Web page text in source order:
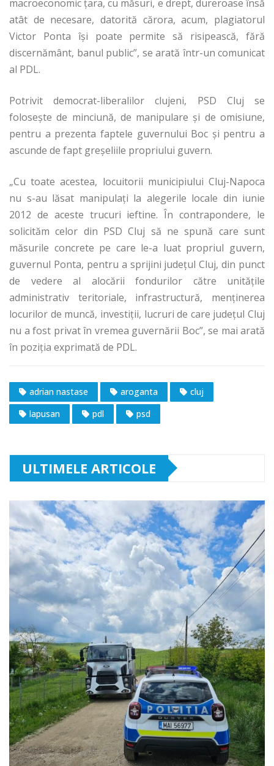
macroeconomic ţara, cu măsuri, e drept, dureroase însă
atât de necesare, datorită cărora, acum, plagiatorul
Victor Ponta îşi poate permite să risipească, fără
discernământ, banul public”, se arată într-un comunicat
al PDL.
Potrivit democrat-liberalilor clujeni, PSD Cluj se
foloseşte de minciună, de manipulare şi de omisiune,
pentru a prezenta faptele guvernului Boc şi pentru a
ascunde de fapt greşeliile propriului guvern.
„Cu toate acestea, locuitorii municipiului Cluj-Napoca
nu s-au lăsat manipulaţi la alegerile locale din iunie
2012 de aceste trucuri ieftine. În contrapondere, le
solicităm celor din PSD Cluj să ne spună care sunt
măsurile concrete pe care le-a luat propriul guvern,
guvernul Ponta, pentru a sprijini judeţul Cluj, din punct
de vedere al alocării fondurilor către unităţile
administrativ teritoriale, infrastructură, menţinerea
locurilor de muncă, investiţii, lucruri de care judeţul Cluj
nu a fost privat în vremea guvernării Boc”, se mai arată
în poziția exprimată de PDL.
adrian nastase aroganta
cluj
lapusan
pdl psd
ULTIMELE ARTICOLE